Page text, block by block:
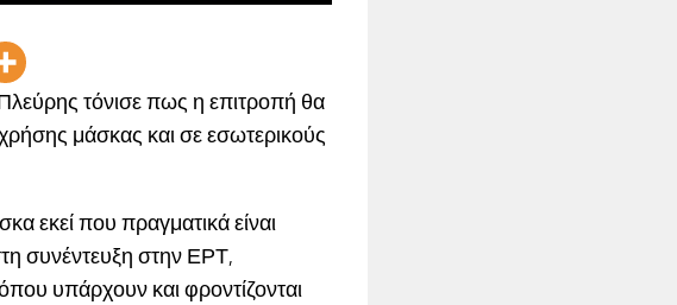
τόνισε πως η επιτροπή θα
μάσκας και σε εσωτερικούς
εκεί που πραγματικά είναι
συνέντευξη στην ΕΡΤ,
υπάρχουν και φροντίζονται